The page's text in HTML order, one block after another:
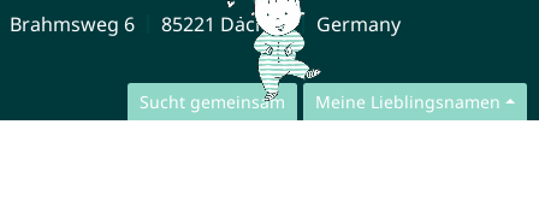
Sucht gemeinsam Meine Lieblingsnamen
Brahmsweg 6
85221 Dachau Germany